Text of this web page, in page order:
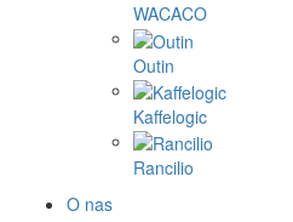
WACACO
Outin
Kaffelogic
Rancilio
O nas